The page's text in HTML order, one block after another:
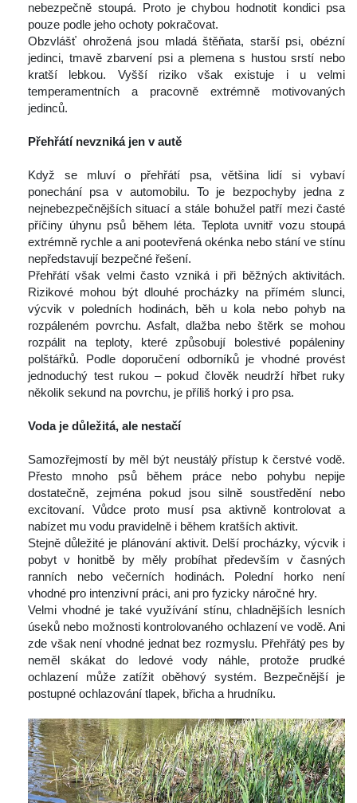
nebezpečně stoupá. Proto je chybou hodnotit kondici psa
pouze podle jeho ochoty pokračovat.
Obzvlášť ohrožená jsou mladá štěňata, starší psi, obézní
jedinci, tmavě zbarvení psi a plemena s hustou srstí nebo
kratší lebkou. Vyšší riziko však existuje i u velmi
temperamentních a pracovně extrémně motivovaných
jedinců.
Přehřátí nevzniká jen v autě
Když se mluví o přehřátí psa, většina lidí si vybaví
ponechání psa v automobilu. To je bezpochyby jedna z
nejnebezpečnějších situací a stále bohužel patří mezi časté
příčiny úhynu psů během léta. Teplota uvnitř vozu stoupá
extrémně rychle a ani pootevřená okénka nebo stání ve stínu
nepředstavují bezpečné řešení.
Přehřátí však velmi často vzniká i při běžných aktivitách.
Rizikové mohou být dlouhé procházky na přímém slunci,
výcvik v poledních hodinách, běh u kola nebo pohyb na
rozpáleném povrchu. Asfalt, dlažba nebo štěrk se mohou
rozpálit na teploty, které způsobují bolestivé popáleniny
polštářků. Podle doporučení odborníků je vhodné provést
jednoduchý test rukou – pokud člověk neudrží hřbet ruky
několik sekund na povrchu, je příliš horký i pro psa.
Voda je důležitá, ale nestačí
Samozřejmostí by měl být neustálý přístup k čerstvé vodě.
Přesto mnoho psů během práce nebo pohybu nepije
dostatečně, zejména pokud jsou silně soustředění nebo
excitovaní. Vůdce proto musí psa aktivně kontrolovat a
nabízet mu vodu pravidelně i během kratších aktivit.
Stejně důležité je plánování aktivit. Delší procházky, výcvik i
pobyt v honitbě by měly probíhat především v časných
ranních nebo večerních hodinách. Polední horko není
vhodné pro intenzivní práci, ani pro fyzicky náročné hry.
Velmi vhodné je také využívání stínu, chladnějších lesních
úseků nebo možnosti kontrolovaného ochlazení ve vodě. Ani
zde však není vhodné jednat bez rozmyslu. Přehřátý pes by
neměl skákat do ledové vody náhle, protože prudké
ochlazení může zatížit oběhový systém. Bezpečnější je
postupné ochlazování tlapek, břicha a hrudníku.